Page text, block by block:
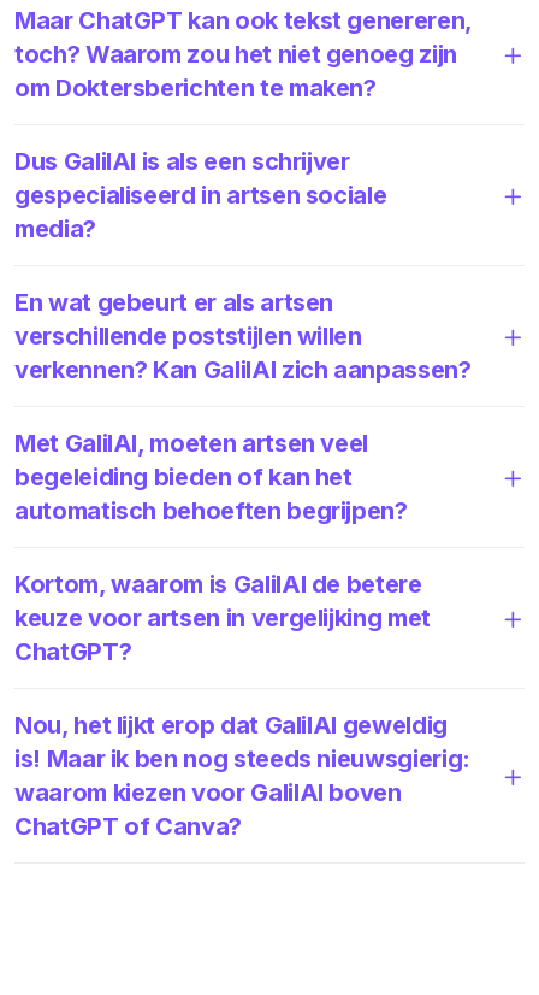
Maar ChatGPT kan ook tekst genereren,
toch? Waarom zou het niet genoeg zijn
om Doktersberichten te maken?
Dus GalilAI is als een schrijver
gespecialiseerd in artsen sociale
media?
En wat gebeurt er als artsen
verschillende poststijlen willen
verkennen? Kan GalilAI zich aanpassen?
Met GalilAI, moeten artsen veel
begeleiding bieden of kan het
automatisch behoeften begrijpen?
Kortom, waarom is GalilAI de betere
keuze voor artsen in vergelijking met
ChatGPT?
Nou, het lijkt erop dat GalilAI geweldig
is! Maar ik ben nog steeds nieuwsgierig:
waarom kiezen voor GalilAI boven
ChatGPT of Canva?